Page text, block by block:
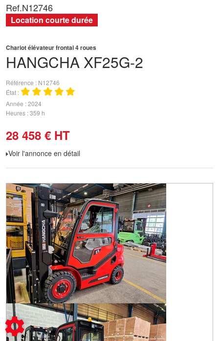
HANGCHA XF25G-2
Chariot élévateur frontal 4 roues
Référence
N12746
État
Année 2024
Heures 359 h
28 458 € HT
Voir l'annonce en détail
Ref.N12746
Location courte durée